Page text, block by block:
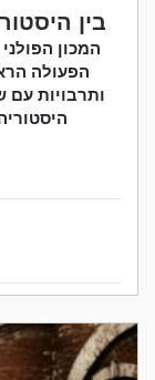
בין
המכון
הפעולה
ותרבויות עם